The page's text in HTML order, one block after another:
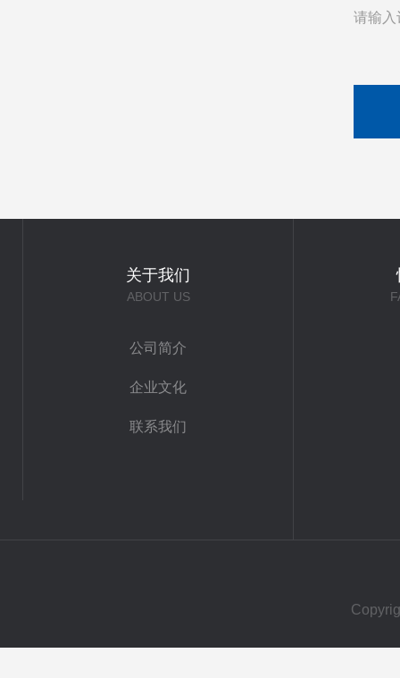
请输入
关于我们
ABOUT US
公司简介
企业文化
联系我们